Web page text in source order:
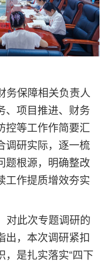
务保障相关负责人
、项目推进、财务
控等工作作简要汇
调研实际，逐一梳
题根源，明确整改
工作提质增效夯实
对此次专题调研的
出，本次调研紧扣
是扎实落实“四下